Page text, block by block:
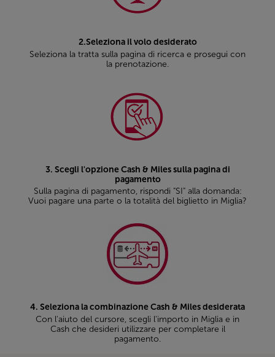
2.Seleziona il volo desiderato
Seleziona la tratta sulla pagina di ricerca e prosegui con
la prenotazione.
3. Scegli l'opzione Cash & Miles sulla pagina di
pagamento
Sulla pagina di pagamento, rispondi "SI" alla domanda:
Vuoi pagare una parte o la totalità del biglietto in Miglia?
4. Seleziona la combinazione Cash & Miles desiderata
Con l'aiuto del cursore, scegli l'importo in Miglia e in
Cash che desideri utilizzare per completare il
pagamento.